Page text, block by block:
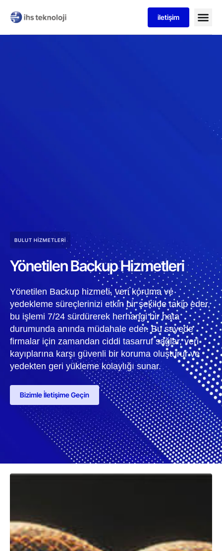
iletişim
BULUT HIZMETLERI
Yönetilen Backup Hizmetleri
Yönetilen Backup hizmeti, veri koruma ve
yedekleme süreçlerinizi etkin bir şekilde takip eder,
bu işlemi 7/24 sürdürerek herhangi bir hata
durumunda anında müdahale eder. Bu sayede
firmalar için zamandan ciddi tasarruf sağlar, veri
kayıplarına karşı güvenli bir koruma oluşturur ve
yedekten geri yükleme kolaylığı sunar.
Bizimle İletişime Geçin